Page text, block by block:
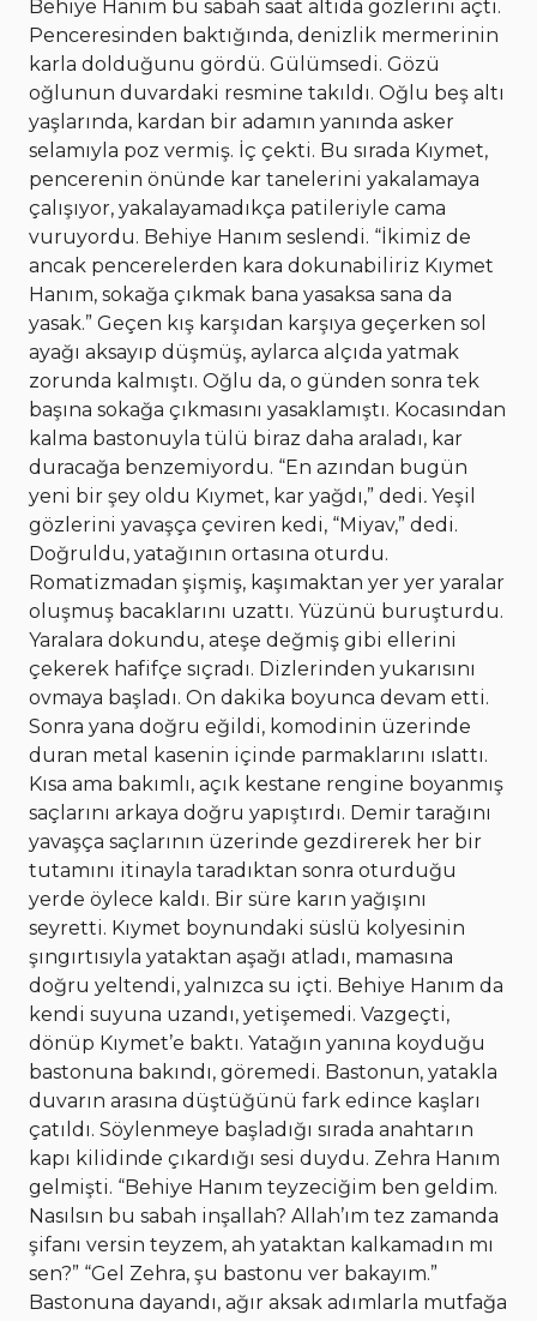
Behiye Hanım bu sabah saat altıda gözlerini açtı.
Penceresinden baktığında, denizlik mermerinin
karla dolduğunu gördü. Gülümsedi. Gözü
oğlunun duvardaki resmine takıldı. Oğlu beş altı
yaşlarında, kardan bir adamın yanında asker
selamıyla poz vermiş. İç çekti. Bu sırada Kıymet,
pencerenin önünde kar tanelerini yakalamaya
çalışıyor, yakalayamadıkça patileriyle cama
vuruyordu. Behiye Hanım seslendi. “İkimiz de
ancak pencerelerden kara dokunabiliriz Kıymet
Hanım, sokağa çıkmak bana yasaksa sana da
yasak.” Geçen kış karşıdan karşıya geçerken sol
ayağı aksayıp düşmüş, aylarca alçıda yatmak
zorunda kalmıştı. Oğlu da, o günden sonra tek
başına sokağa çıkmasını yasaklamıştı. Kocasından
kalma bastonuyla tülü biraz daha araladı, kar
duracağa benzemiyordu. “En azından bugün
yeni bir şey oldu Kıymet, kar yağdı,” dedi. Yeşil
gözlerini yavaşça çeviren kedi, “Miyav,” dedi.
Doğruldu, yatağının ortasına oturdu.
Romatizmadan şişmiş, kaşımaktan yer yer yaralar
oluşmuş bacaklarını uzattı. Yüzünü buruşturdu.
Yaralara dokundu, ateşe değmiş gibi ellerini
çekerek hafifçe sıçradı. Dizlerinden yukarısını
ovmaya başladı. On dakika boyunca devam etti.
Sonra yana doğru eğildi, komodinin üzerinde
duran metal kasenin içinde parmaklarını ıslattı.
Kısa ama bakımlı, açık kestane rengine boyanmış
saçlarını arkaya doğru yapıştırdı. Demir tarağını
yavaşça saçlarının üzerinde gezdirerek her bir
tutamını itinayla taradıktan sonra oturduğu
yerde öylece kaldı. Bir süre karın yağışını
seyretti. Kıymet boynundaki süslü kolyesinin
şıngırtısıyla yataktan aşağı atladı, mamasına
doğru yeltendi, yalnızca su içti. Behiye Hanım da
kendi suyuna uzandı, yetişemedi. Vazgeçti,
dönüp Kıymet’e baktı. Yatağın yanına koyduğu
bastonuna bakındı, göremedi. Bastonun, yatakla
duvarın arasına düştüğünü fark edince kaşları
çatıldı. Söylenmeye başladığı sırada anahtarın
kapı kilidinde çıkardığı sesi duydu. Zehra Hanım
gelmişti. “Behiye Hanım teyzeciğim ben geldim.
Nasılsın bu sabah inşallah? Allah’ım tez zamanda
şifanı versin teyzem, ah yataktan kalkamadın mı
sen?” “Gel Zehra, şu bastonu ver bakayım.”
Bastonuna dayandı, ağır aksak adımlarla mutfağa